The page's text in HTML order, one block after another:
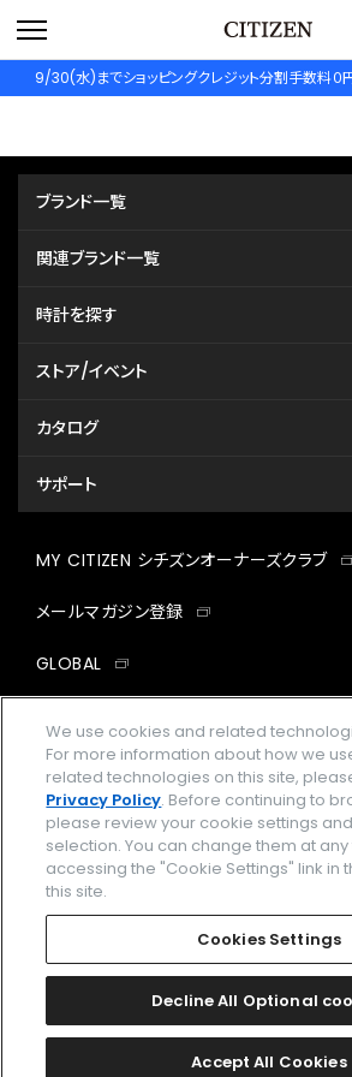
9/30(水)までショッピングクレジット分割手数料０
ブランド一覧
関連ブランド一覧
時計を探す
ストア/イベント
カタログ
サポート
MY CITIZEN シチズンオーナーズクラブ
メールマガジン登録
GLOBAL
facebook
企業情報 ご利用規約
プライバシーポリシー
Amazon PayはAmazon.com, Inc.またはその関
2026 CITIZEN WATCH CO.,
We use cookies and related
For more information about how we
related technologies on this site,
Privacy Policy. Before continuing to
please review your cookie settings
selection. You can change them at
accessing the "Cookie Settings" link in
this site.
Cookies Settings
Decline All Optional
Accept All Cookies